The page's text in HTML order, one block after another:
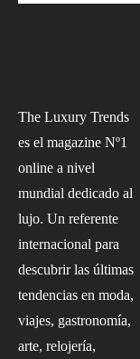
The Luxury Trends
es el magazine Nº1
online a nivel
mundial dedicado al
lujo. Un referente
internacional para
descubrir las últimas
tendencias en moda,
viajes, gastronomía,
arte, relojería,